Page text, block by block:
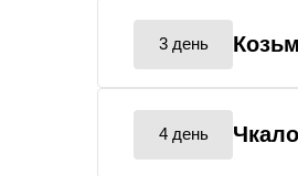
3 день
4 день